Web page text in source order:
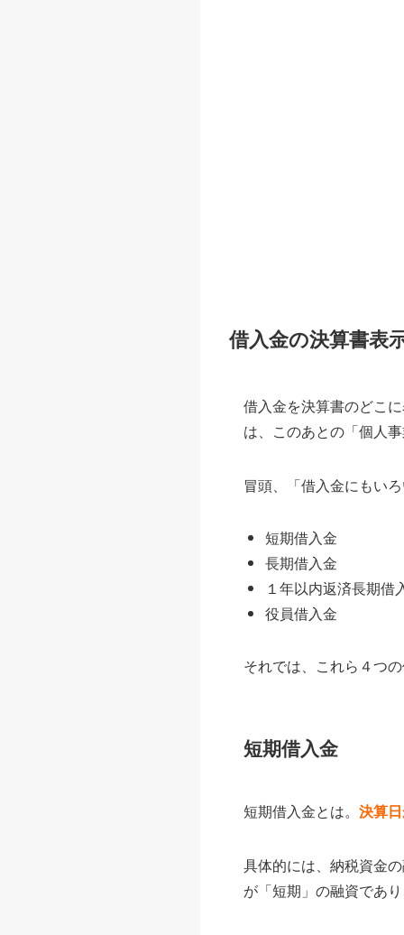
借入金の決算書表
借入金を決算書のどこ
は、このあとの「個人
冒頭、「借入金にもい
短期借入金
長期借入金
１年以内返済長期借
役員借入金
それでは、これら４つ
短期借入金
短期借入金とは。 決算
具体的には、納税資金
が「短期」の融資であ